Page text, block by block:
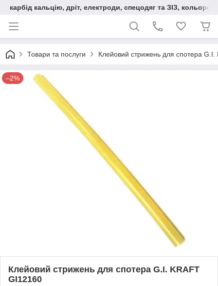
карбід кальцію, дріт, електроди, спецодяг та ЗІЗ,
Товари та послуги Клейовий стрижень для спотера
–2%
Клейовий стрижень для спотера G.I. KRAFT
GI12160